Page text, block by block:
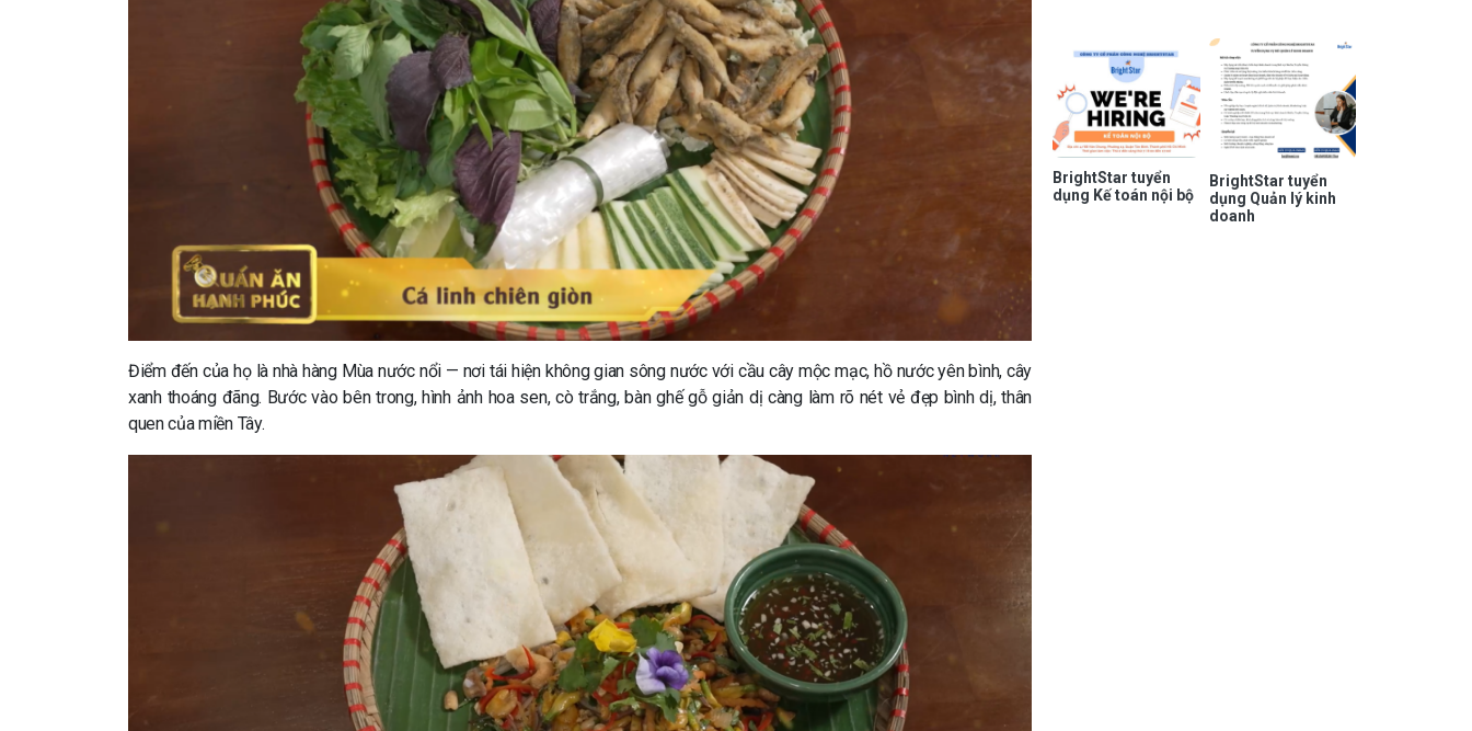
Điểm đến của họ là nhà hàng Mùa nước nổi — nơi tái hiện không gian sông nước với cầu cây mộc mạc, hồ nước yên bình, cây
xanh thoáng đãng. Bước vào bên trong, hình ảnh hoa sen, cò trắng, bàn ghế gỗ giản dị càng làm rõ nét vẻ đẹp bình dị, thân
quen của miền Tây.
BrightStar tuyển
dụng Kế toán nội bộ
BrightStar tuyển
dụng Quản lý kinh
doanh